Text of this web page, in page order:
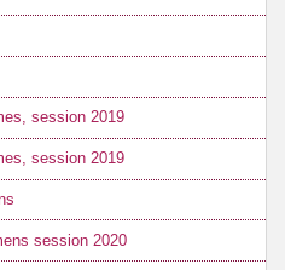
session 2019
session 2019
session 2020